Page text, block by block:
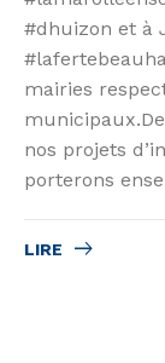
#dhuizon et à
mairies
nos projets
porterons
LIRE